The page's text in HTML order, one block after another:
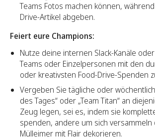
Teams Fotos machen können,
Drive-Artikel abgeben.
Feiert eure Champions:
Nutze deine internen Slack-Kanäle
Teams oder Einzelpersonen mit den
oder kreativsten Food-Drive-Spenden
Vergeben Sie tägliche oder
des Tages“ oder „Team Titan“ an
Zeug legen, sei es, indem sie
spenden, andere um sich versammeln
Mülleimer mit Flair dekorieren.